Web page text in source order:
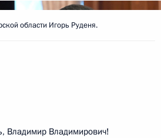
области Игорь Руденя.
Владимир Владимирович!